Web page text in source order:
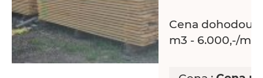
Cena dohodou
m3 - 6.000,-/m3)